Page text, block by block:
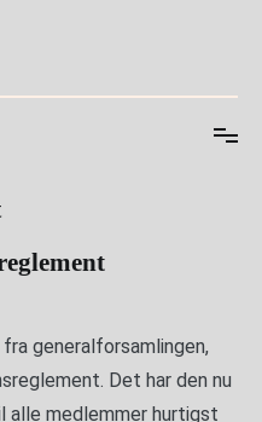
generalforsamlingen,
Det har den nu
medlemmer hurtigst